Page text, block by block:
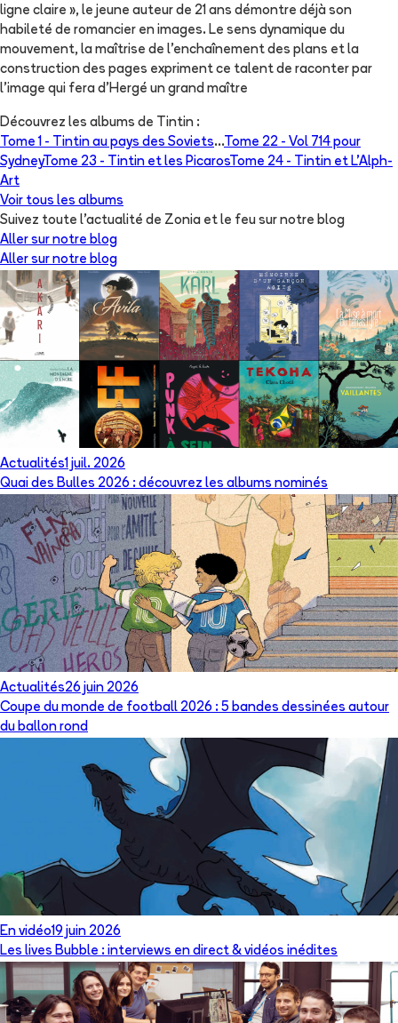
ligne claire », le jeune auteur de 21 ans démontre déjà son
habileté de romancier en images. Le sens dynamique du
mouvement, la maîtrise de l'enchaînement des plans et la
construction des pages expriment ce talent de raconter par
l'image qui fera d'Hergé un grand maître
Découvrez les albums de Tintin :
Tome 1 -
Tintin au pays des Soviets...Tome 22 - Vol 714 pour
SydneyTome 23 - Tintin et les PicarosTome 24 -
Tintin et L'Alph-
Art
Voir tous les albums
Suivez toute l'actualité de Zonia et le feu sur notre blog
Aller sur notre blog
Aller sur notre blog
Actualités1 juil. 2026
Quai des Bulles 2026 : découvrez les albums nominés
Actualités26 juin 2026
Coupe du monde de football 2026 : 5 bandes dessinées autour
du ballon rond
En vidéo19 juin 2026
Les lives Bubble : interviews en direct & vidéos inédites